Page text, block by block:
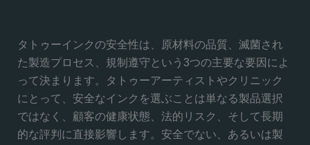
タトゥーインクの安全性は、原材料の品質、滅菌され
た製造プロセス、規制遵守という3つの主要な要因によ
って決まります。タトゥーアーティストやクリニック
にとって、安全なインクを選ぶことは単なる製品選択
ではなく、顧客の健康状態、法的リスク、そして長期
的な評判に直接影響します。安全でない、あるいは製